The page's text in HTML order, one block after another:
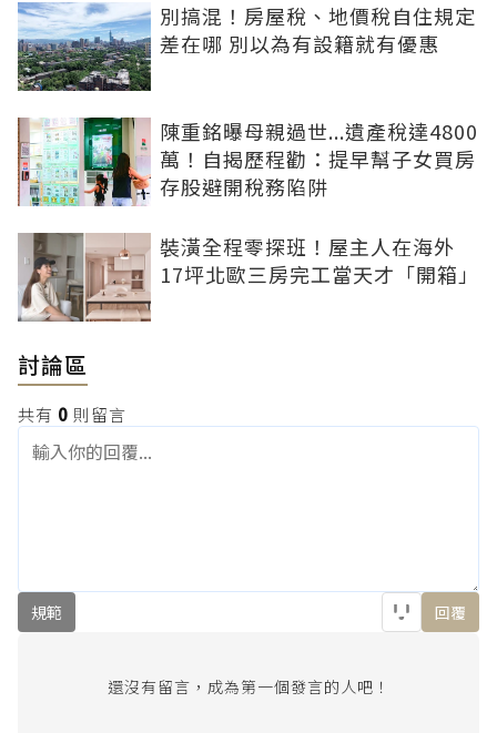
別搞混！房屋稅、地價稅自住規定
差在哪 別以為有設籍就有優惠
陳重銘曝母親過世...遺產稅達4800
萬！自揭歷程勸：提早幫子女買房
存股避開稅務陷阱
裝潢全程零探班！屋主人在海外
17坪北歐三房完工當天才「開箱」
討論區
共有 0 則留言
規範 回覆
還沒有留言，成為第一個發言的人吧！